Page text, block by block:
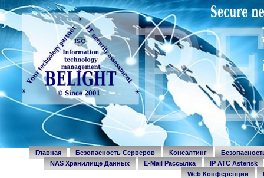
Главная Безопасность Серверов Консалтинг
NAS Хранилище Данных
E-Mail Рассылка
IP ATC Asterisk
Web Конференции